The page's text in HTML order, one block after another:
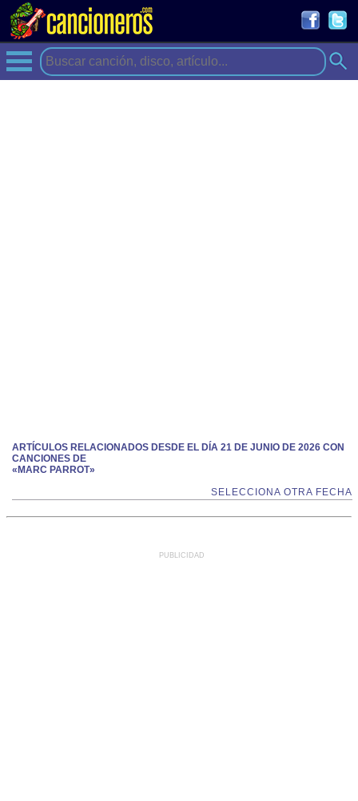
ARTÍCULOS RELACIONADOS DESDE EL DÍA 21 DE JUNIO DE 2026 CON
CANCIONES DE
«MARC PARROT»
SELECCIONA OTRA FECHA
PUBLICIDAD